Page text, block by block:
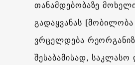
თანამდებობაზე
გადაყვანას
ვრცელდება
შესაბამისად, საკლასო